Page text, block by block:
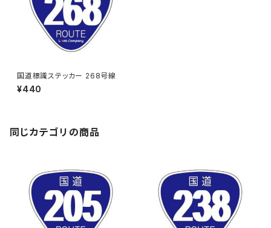
国道標識ステッカー 268号線
¥440
同じカテゴリの商品